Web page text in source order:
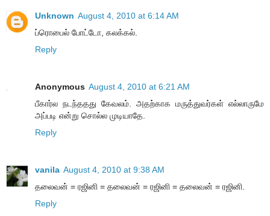
Unknown August 4, 2010 at 6:14 AM
ப்ரொபைல் போட்டோ, கலக்கல்.
Reply
Anonymous August 4, 2010 at 6:21 AM
பீகார்ல நடந்ததது கேவலம். அதற்காக மருத்துவர்கள் எல்லாருமே
அப்படி என்று சொல்ல முடியாதே.
Reply
vanila August 4, 2010 at 9:38 AM
தலைவன் = ரஜினி = தலைவன் = ரஜினி = தலைவன் = ரஜினி.
Reply